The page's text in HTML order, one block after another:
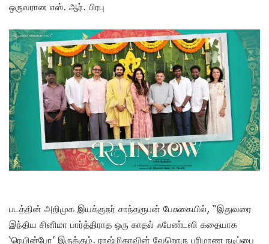
ஒருவரான எஸ். ஆர். பிரபு
படத்தின் அறிமுக இயக்குநர் சாந்தரூபன் பேசுகையில், “இதுவரை
இந்திய சினிமா பார்த்திராத ஒரு காதல் ஃபேண்டஸி கதையாக
‘ரெயின்போ’ இருக்கும். ராஷ்மிகாவின் வேறொரு பரிமாண நடிப்பை